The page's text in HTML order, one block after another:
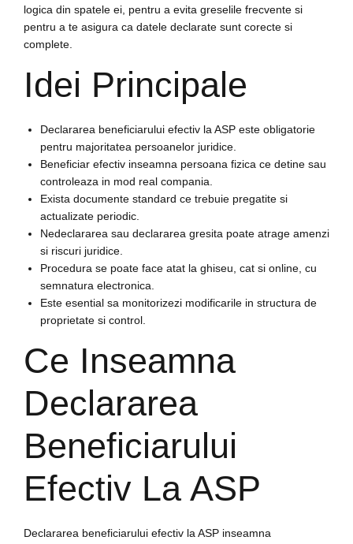
logica din spatele ei, pentru a evita greselile frecvente si
pentru a te asigura ca datele declarate sunt corecte si
complete.
Idei Principale
Declararea beneficiarului efectiv la ASP este obligatorie
pentru majoritatea persoanelor juridice.
Beneficiar efectiv inseamna persoana fizica ce detine sau
controleaza in mod real compania.
Exista documente standard ce trebuie pregatite si
actualizate periodic.
Nedeclararea sau declararea gresita poate atrage amenzi
si riscuri juridice.
Procedura se poate face atat la ghiseu, cat si online, cu
semnatura electronica.
Este esential sa monitorizezi modificarile in structura de
proprietate si control.
Ce Inseamna
Declararea
Beneficiarului
Efectiv La ASP
Declararea beneficiarului efectiv la ASP inseamna